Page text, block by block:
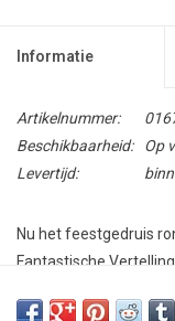
Informatie
Artikelnummer:
Beschikbaarheid:
Op
Levertijd:
Nu het feestgedruis
Fantastische
voortgezet.